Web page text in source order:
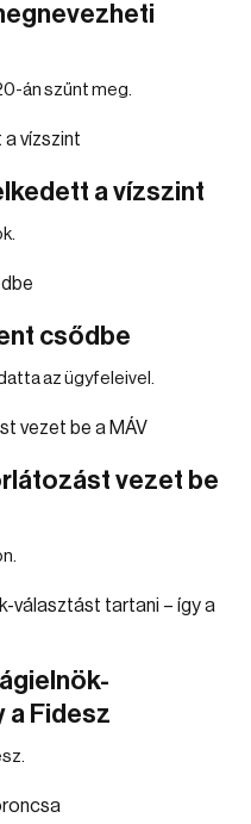
án szűnt meg.
a vízszint
csődbe
az ügyfeleivel.
vezet be
a Fidesz